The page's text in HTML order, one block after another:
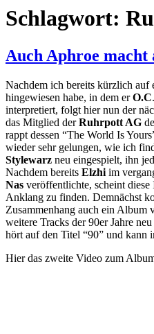
Schlagwort:
Auch Aphroe
Nachdem ich bereits kürzlich auf
hingewiesen habe, in dem erO.C
interpretiert, folgt hier nun der
das Mitglied derRuhrpott AG
rappt dessen “The World Is
wieder sehr gelungen, wie ich
Stylewarz neu eingespielt, ihn
Nachdem bereits Elzhi im
Nas veröffentlichte, scheint
Anklang zu finden. Demnächst
Zusammenhang auch ein Album
weitere Tracks der 90er Jahre
hört auf den Titel “90” und kann
Hier das zweite Video zum